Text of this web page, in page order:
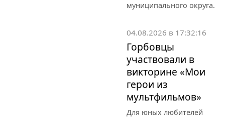
муниципального округа.
04.08.2026 в 17:32:16
Горбовцы
участвовали в
викторине «Мои
герои из
мультфильмов»
Для юных любителей